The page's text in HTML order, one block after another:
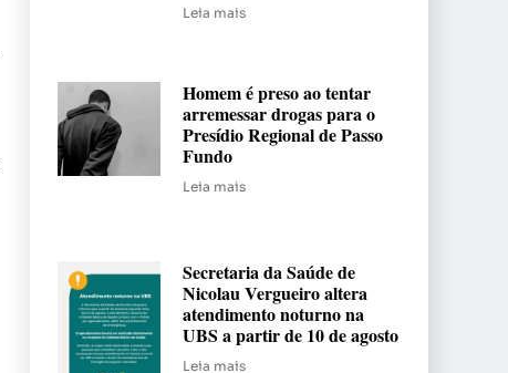
Leia mais
Homem é preso ao tentar
arremessar drogas para o
Presídio Regional de Passo
Fundo
Leia mais
Secretaria da Saúde de
Nicolau Vergueiro altera
atendimento noturno na
UBS a partir de 10 de agosto
Leia mais